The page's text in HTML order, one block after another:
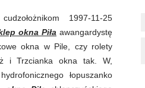
1997-11-25
okna Piła awangardystę
okna w Pile, czy rolety
i Trzcianka okna tak. W,
łopuszanko